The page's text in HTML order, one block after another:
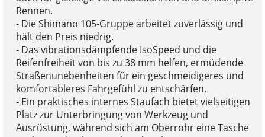
Rennen.
- Die Shimano 105-Gruppe arbeitet zuverlässig und
hält den Preis niedrig.
- Das vibrationsdämpfende IsoSpeed und die
Reifenfreiheit von bis zu 38 mm helfen, ermüdende
Straßenunebenheiten für ein geschmeidigeres und
komfortableres Fahrgefühl zu entschärfen.
- Ein praktisches internes Staufach bietet vielseitigen
Platz zur Unterbringung von Werkzeug und
Ausrüstung, während sich am Oberrohr eine Tasche